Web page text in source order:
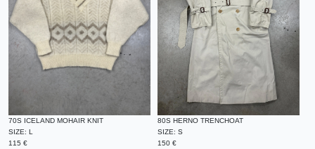
70S ICELAND MOHAIR KNIT
SIZE: L
115 €
80S HERNO TRENCHOAT
SIZE: S
150 €